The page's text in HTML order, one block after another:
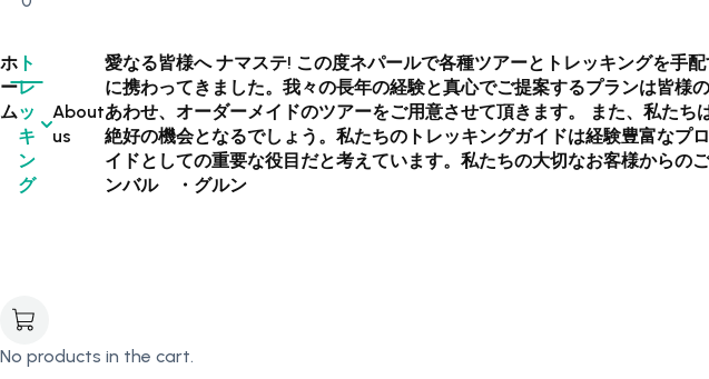
ホ
ー
ム
ト
レ
ッ
キ
ン
グ
About
us
愛なる皆様へ ナマステ! この度ネパールで各種ツアーとトレッキングを手
に携わってきました。我々の長年の経験と真心でご提案するプランは皆
あわせ、オーダーメイドのツアーをご用意させて頂きます。 また、私た
絶好の機会となるでしょう。私たちのトレッキングガイドは経験豊富な
イドとしての重要な役目だと考えています。私たちの大切なお客様から
ンバル ・グルン
No products in the cart.